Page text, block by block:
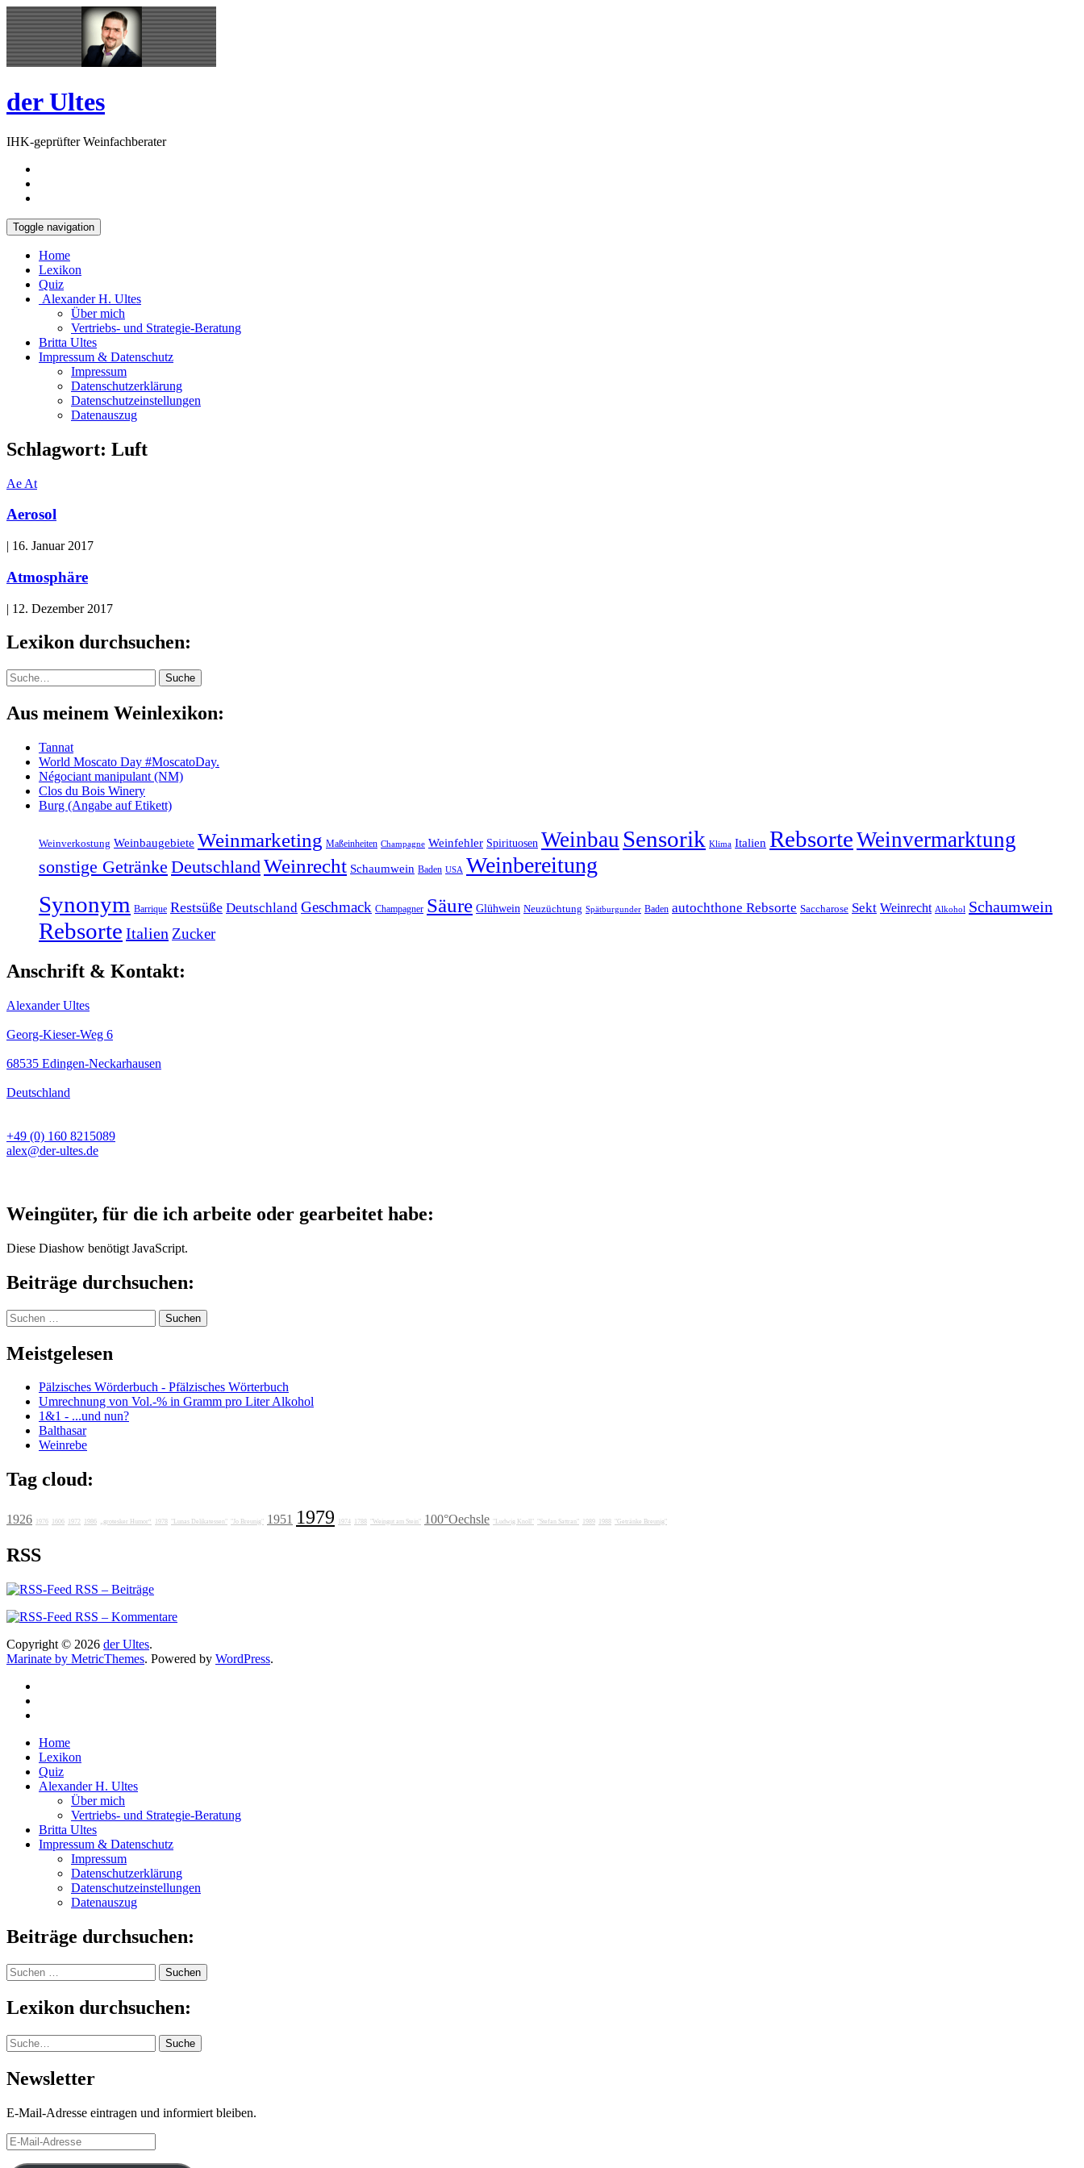
Skip
to
content
Open
Sidebar
der Ultes
IHK-geprüfter Weinfachberater
Toggle navigation
Home
Lexikon
Quiz
Alexander H. Ultes
Über mich
Vertriebs- und Strategie-Beratung
Britta Ultes
Impressum & Datenschutz
Impressum
Datenschutzerklärung
Datenschutzeinstellungen
Datenauszug
Schlagwort: Luft
Ae At
Aerosol
| 16. Januar 2017
Atmosphäre
| 12. Dezember 2017
Lexikon durchsuchen:
Suche Suche
Aus meinem Weinlexikon:
Tannat
World Moscato Day #MoscatoDay.
Négociant manipulant (NM)
Clos du Bois Winery
Burg (Angabe auf Etikett)
Weinverkostung Weinbaugebiete Weinmarketing Maßeinheiten Champagne Weinfehler Spirituosen Weinbau Sensorik Klima Italien RebsorteWeinvermarktung
sonstige Getränke DeutschlandWeinrecht Schaumwein Baden USA Weinbereitung
Synonym Barrique Restsüße Deutschland Geschmack Champagner Säure Glühwein Neuzüchtung Spätburgunder Baden autochthone Rebsorte Saccharose Sekt Weinrecht Alkohol Schaumwein
Rebsorte Italien Zucker
Anschrift & Kontakt:
Alexander Ultes
Georg-Kieser-Weg 6
68535 Edingen-Neckarhausen
Deutschland
+49 (0) 160 8215089
alex@der-ultes.de
Weingüter, für die ich arbeite oder gearbeitet habe:
Diese Diashow benötigt JavaScript.
Beiträge durchsuchen:
Suchen
nach:
Meistgelesen
Pälzisches Wörderbuch - Pfälzisches Wörterbuch
Umrechnung von Vol.-% in Gramm pro Liter Alkohol
1&1 - ...und nun?
Balthasar
Weinrebe
Tag cloud:
1926 1976 1606 1972 1986 „grotesker Humor“ 1978 "Lunas Delikatessen" "Jo Breunig" 1951 1979 1974 1788 "Weingut am Stein" 100°Oechsle "Ludwig Knoll" "Stefan Sattran" 1989 1988 "Getränke Breunig"
RSS
RSS – Beiträge
RSS – Kommentare
Copyright © 2026 der Ultes.
Marinate by MetricThemes. Powered by WordPress.
Home
Lexikon
Quiz
Alexander H. Ultes
Über mich
Vertriebs- und Strategie-Beratung
Britta Ultes
Impressum & Datenschutz
Impressum
Datenschutzerklärung
Datenschutzeinstellungen
Datenauszug
Beiträge durchsuchen:
Suchen
nach:
Lexikon durchsuchen:
Suche Suche
Newsletter
E-Mail-Adresse eintragen und informiert bleiben.
E-
Mail-